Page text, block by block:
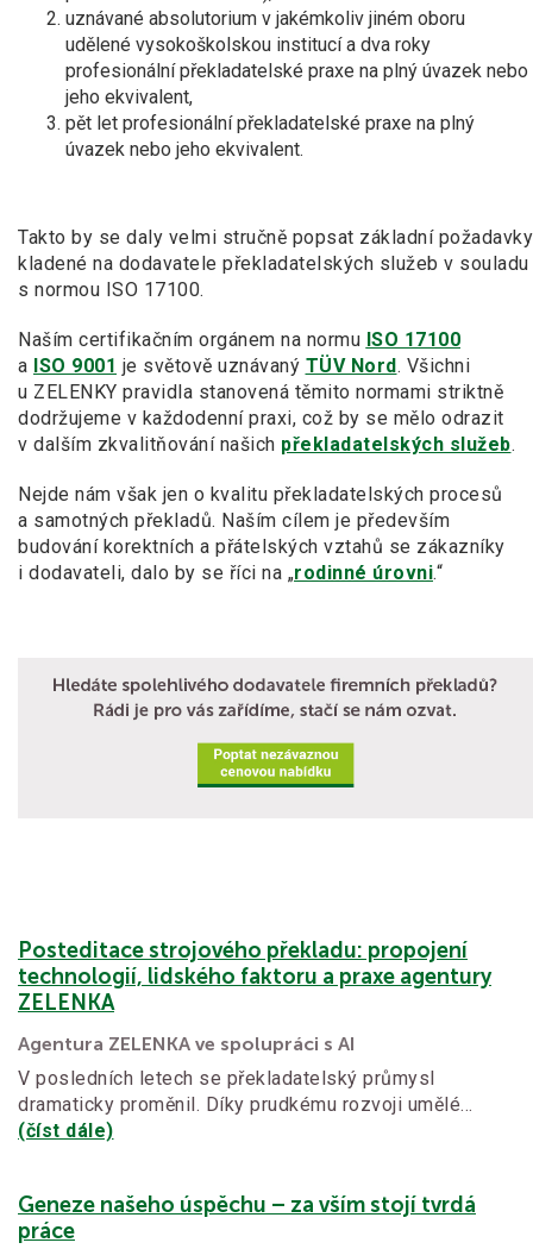
uznávané absolutorium v jakémkoliv jiném oboru
udělené vysokoškolskou institucí a dva roky
profesionální překladatelské praxe na plný úvazek nebo
jeho ekvivalent,
pět let profesionální překladatelské praxe na plný
úvazek nebo jeho ekvivalent.
Takto by se daly velmi stručně popsat základní požadavky
kladené na dodavatele překladatelských služeb v souladu
s normou ISO 17100.
Naším certifikačním orgánem na normu ISO 17100
a ISO 9001 je světově uznávaný TÜV Nord. Všichni
u ZELENKY pravidla stanovená těmito normami striktně
dodržujeme v každodenní praxi, což by se mělo odrazit
v dalším zkvalitňování našich překladatelských služeb.
Nejde nám však jen o kvalitu překladatelských procesů
a samotných překladů. Naším cílem je především
budování korektních a přátelských vztahů se zákazníky
i dodavateli, dalo by se říci na „rodinné úrovni.“
Posteditace strojového překladu: propojení
technologií, lidského faktoru a praxe agentury
ZELENKA
Agentura ZELENKA ve spolupráci s AI
V posledních letech se překladatelský průmysl
dramaticky proměnil. Díky prudkému rozvoji umělé…
(číst dále)
Geneze našeho úspěchu – za vším stojí tvrdá
práce